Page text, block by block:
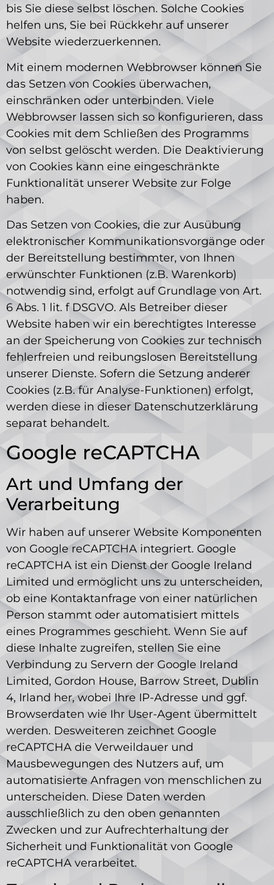
bis Sie diese selbst löschen. Solche Cookies
helfen uns, Sie bei Rückkehr auf unserer
Website wiederzuerkennen.
Mit einem modernen Webbrowser können Sie
das Setzen von Cookies überwachen,
einschränken oder unterbinden. Viele
Webbrowser lassen sich so konfigurieren, dass
Cookies mit dem Schließen des Programms
von selbst gelöscht werden. Die Deaktivierung
von Cookies kann eine eingeschränkte
Funktionalität unserer Website zur Folge
haben.
Das Setzen von Cookies, die zur Ausübung
elektronischer Kommunikationsvorgänge oder
der Bereitstellung bestimmter, von Ihnen
erwünschter Funktionen (z.B. Warenkorb)
notwendig sind, erfolgt auf Grundlage von Art.
6 Abs. 1 lit. f DSGVO. Als Betreiber dieser
Website haben wir ein berechtigtes Interesse
an der Speicherung von Cookies zur technisch
fehlerfreien und reibungslosen Bereitstellung
unserer Dienste. Sofern die Setzung anderer
Cookies (z.B. für Analyse-Funktionen) erfolgt,
werden diese in dieser Datenschutzerklärung
separat behandelt.
Google reCAPTCHA
Art und Umfang der
Verarbeitung
Wir haben auf unserer Website Komponenten
von Google reCAPTCHA integriert. Google
reCAPTCHA ist ein Dienst der Google Ireland
Limited und ermöglicht uns zu unterscheiden,
ob eine Kontaktanfrage von einer natürlichen
Person stammt oder automatisiert mittels
eines Programmes geschieht. Wenn Sie auf
diese Inhalte zugreifen, stellen Sie eine
Verbindung zu Servern der Google Ireland
Limited, Gordon House, Barrow Street, Dublin
4, Irland her, wobei Ihre IP-Adresse und ggf.
Browserdaten wie Ihr User-Agent übermittelt
werden. Desweiteren zeichnet Google
reCAPTCHA die Verweildauer und
Mausbewegungen des Nutzers auf, um
automatisierte Anfragen von menschlichen zu
unterscheiden. Diese Daten werden
ausschließlich zu den oben genannten
Zwecken und zur Aufrechterhaltung der
Sicherheit und Funktionalität von Google
reCAPTCHA verarbeitet.